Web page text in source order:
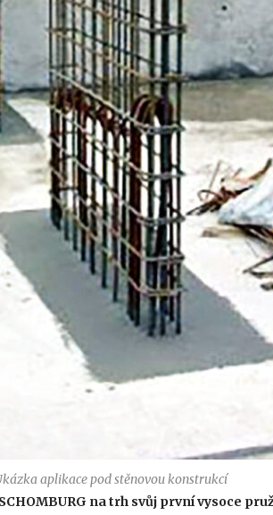
aplikace pod stěnovou konstrukcí
na trh svůj první vysoce